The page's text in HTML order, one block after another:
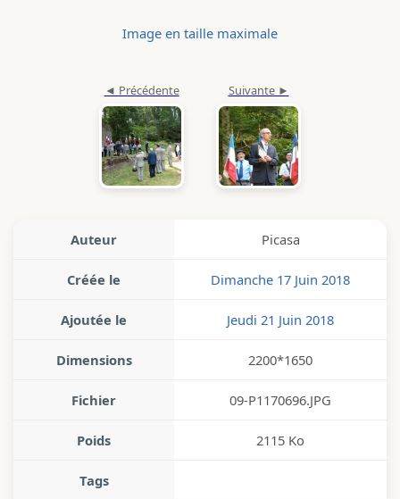
Image en taille maximale
Auteur Picasa
Créée le Dimanche 17 Juin 2018
Ajoutée le Jeudi 21 Juin 2018
Dimensions 2200*1650
Fichier 09-P1170696.JPG
Poids 2115 Ko
Tags